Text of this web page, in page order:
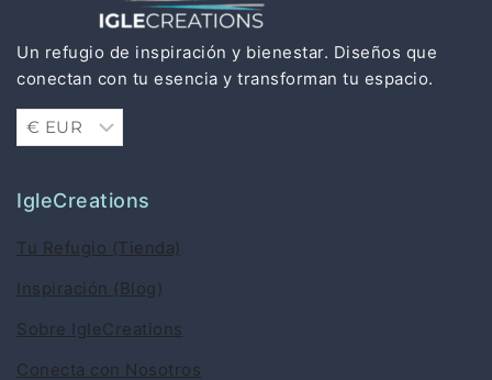
Un refugio de inspiración y bienestar. Diseños que
conectan con tu esencia y transforman tu espacio.
IgleCreations
Tu Refugio (Tienda)
Inspiración (Blog)
Sobre IgleCreations
Conecta con Nosotros